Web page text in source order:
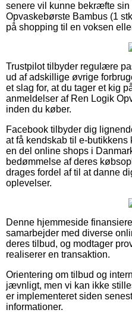
senere vil kunne bekræfte
Opvaskebørste Bambus (1
på shopping til en voksen
Trustpilot tilbyder regulære
ud af adskillige øvrige
et slag for, at du tager et kig
anmeldelser af Ren Logik
inden du køber.
Facebook tilbyder dig
at få kendskab til e-
en del online shops i
bedømmelse af deres
drages fordel af til at danne
oplevelser.
Denne hjemmeside
samarbejder med diverse
deres tilbud, og modtager
realiserer en transaktion.
Orientering om tilbud og
jævnligt, men vi kan ikke
er implementeret siden
informationer.